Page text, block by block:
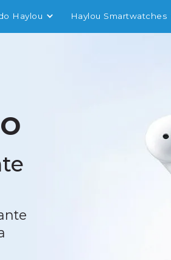
Haylou Haylou Smartwatches